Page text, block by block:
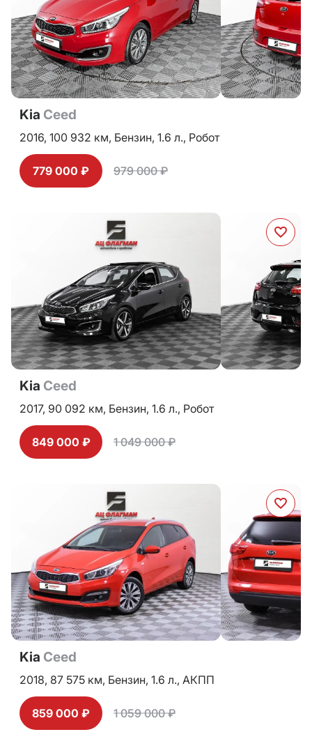
Kia Ceed
2016, 100 932 км, Бензин, 1.6 л., Робот
779 000 ₽ 979 000 ₽
Kia Ceed
2017, 90 092 км, Бензин, 1.6 л., Робот
849 000 ₽ 1 049 000 ₽
Kia Ceed
2018, 87 575 км, Бензин, 1.6 л., АКПП
859 000 ₽ 1 059 000 ₽